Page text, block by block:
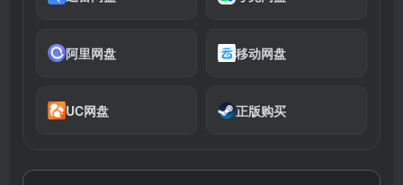
阿里网盘 移动网盘
UC网盘 正版购买